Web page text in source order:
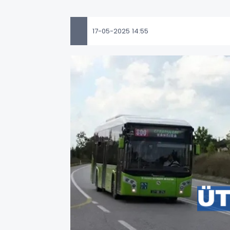
17-05-2025 14:55